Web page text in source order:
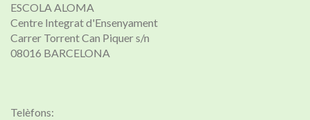
ESCOLA ALOMA
Centre Integrat d'Ensenyament
Carrer Torrent Can Piquer s/n
08016 BARCELONA
Telèfons: